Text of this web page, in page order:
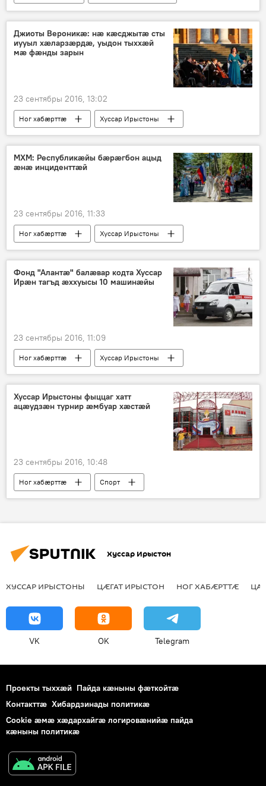
Джиоты Вероникӕ: нӕ кӕсджытӕ сты
иууыл хӕларзӕрдӕ, уыдон тыххӕй
мӕ фӕнды зарын
23 сентябры 2016, 13:02
Ног хабӕрттӕ Хуссар Ирыстоны
МХМ: Республикӕйы бӕрӕгбон ацыд
ӕнӕ инциденттӕй
23 сентябры 2016, 11:33
Ног хабӕрттӕ Хуссар Ирыстоны
Фонд "Алантӕ" балӕвар кодта Хуссар
Ирӕн тагъд ӕххуысы 10 машинӕйы
23 сентябры 2016, 11:09
Ног хабӕрттӕ Хуссар Ирыстоны
Хуссар Ирыстоны фыццаг хатт
ацӕудзӕн турнир ӕмбуар хӕстӕй
23 сентябры 2016, 10:48
Ног хабӕрттӕ
Спорт
Хуссар Ирыстоны
Хуссар Ирыстон
ХУССАР ИРЫСТОНЫ ЦӔГАТ ИРЫСТОН НОГ ХАБӔРТТӔ
VK OK Telegram
Проекты тыххӕй Пайда кӕныны фӕткойтӕ
Контакттӕ Хибардзинады политикæ
Cookie æмæ хæдархайгæ логировæнийæ пайда
кæныны политикæ